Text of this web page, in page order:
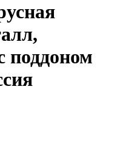
поддоном